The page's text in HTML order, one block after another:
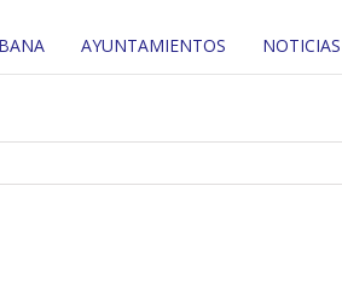
AYUNTAMIENTOS NOTICIAS